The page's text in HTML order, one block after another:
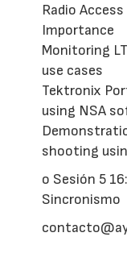
Radio
Importance
Monitoring
use cases
Tektronix
using NSA
shooting
o Sesión 5
Sincronismo